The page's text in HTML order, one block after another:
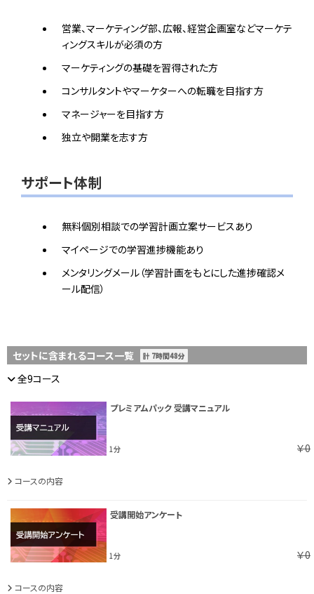
営業、マーケティング部、広報、経営企画室などマーケテ
ィングスキルが必須の方
マーケティングの基礎を習得された方
コンサルタントやマーケターへの転職を目指す方
マネージャーを目指す方
独立や開業を志す方
サポート体制
無料個別相談での学習計画立案サービスあり
マイページでの学習進捗機能あり
メンタリングメール（学習計画をもとにした進捗確認メ
ール配信）
セットに含まれるコース一覧 計 7時間48分
全9コース
プレミアムパック 受講マニュアル
1分 ￥0
コースの内容
受講開始アンケート
1分 ￥0
コースの内容